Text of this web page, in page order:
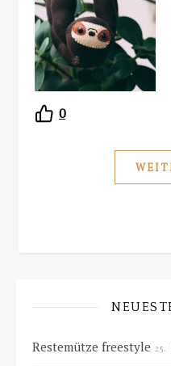
0
Restemütze freestyle